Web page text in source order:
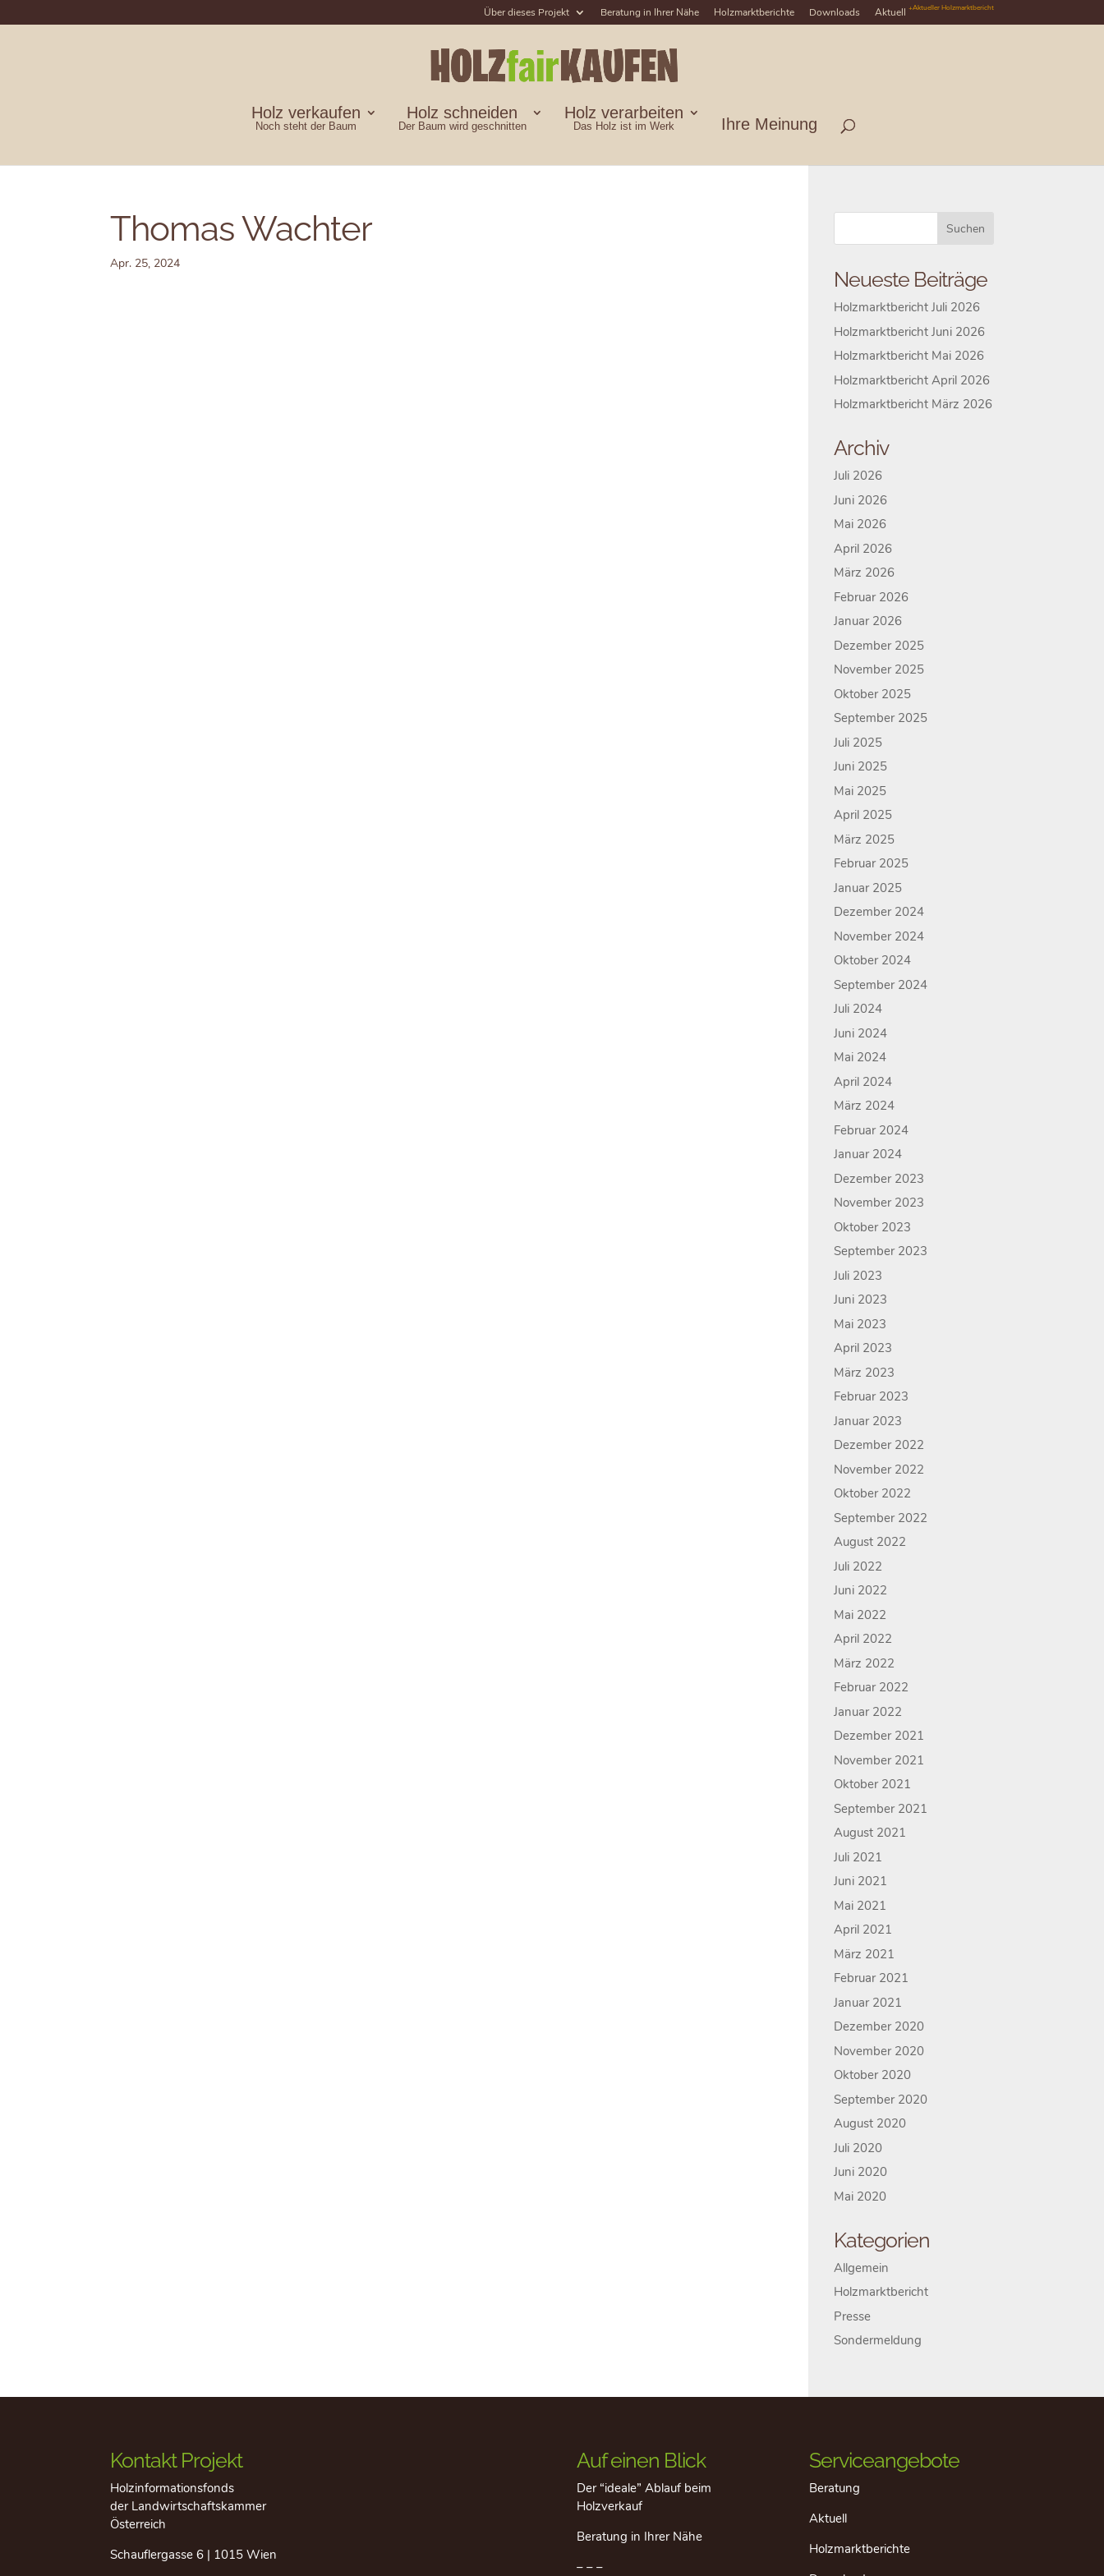
Über dieses Projekt Beratung in Ihrer Nähe Holzmarktberichte Downloads Aktuell +Aktueller Holzmarktbericht
Holz verkaufen
Noch steht der Baum
Holz schneiden
Der Baum wird geschnitten
Holz verarbeiten
Das Holz ist im Werk Ihre Meinung
Thomas Wachter
Apr. 25, 2024
Neueste Beiträge
Holzmarktbericht Juli 2026
Holzmarktbericht Juni 2026
Holzmarktbericht Mai 2026
Holzmarktbericht April 2026
Holzmarktbericht März 2026
Archiv
Juli 2026
Juni 2026
Mai 2026
April 2026
März 2026
Februar 2026
Januar 2026
Dezember 2025
November 2025
Oktober 2025
September 2025
Juli 2025
Juni 2025
Mai 2025
April 2025
März 2025
Februar 2025
Januar 2025
Dezember 2024
November 2024
Oktober 2024
September 2024
Juli 2024
Juni 2024
Mai 2024
April 2024
März 2024
Februar 2024
Januar 2024
Dezember 2023
November 2023
Oktober 2023
September 2023
Juli 2023
Juni 2023
Mai 2023
April 2023
März 2023
Februar 2023
Januar 2023
Dezember 2022
November 2022
Oktober 2022
September 2022
August 2022
Juli 2022
Juni 2022
Mai 2022
April 2022
März 2022
Februar 2022
Januar 2022
Dezember 2021
November 2021
Oktober 2021
September 2021
August 2021
Juli 2021
Juni 2021
Mai 2021
April 2021
März 2021
Februar 2021
Januar 2021
Dezember 2020
November 2020
Oktober 2020
September 2020
August 2020
Juli 2020
Juni 2020
Mai 2020
Kategorien
Allgemein
Holzmarktbericht
Presse
Sondermeldung
Kontakt Projekt
Holzinformationsfonds
der Landwirtschaftskammer
Österreich
Schauflergasse 6 | 1015 Wien
Auf einen Blick
Der “ideale” Ablauf beim
Holzverkauf
Beratung in Ihrer Nähe
– – –
Serviceangebote
Beratung
Aktuell
Holzmarktberichte